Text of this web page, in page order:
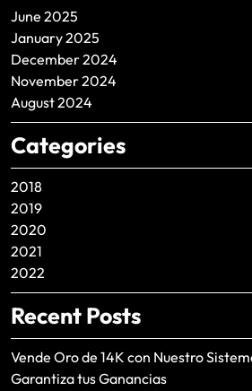
June 2025
January 2025
December 2024
November 2024
August 2024
Categories
2018
2019
2020
2021
2022
Recent Posts
Vende Oro de 14K con Nuestro
Garantiza tus Ganancias